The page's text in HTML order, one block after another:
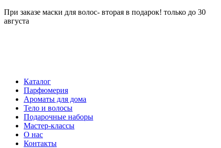
При заказе маски для волос- вторая в подарок! только до 30
августа
Каталог
Парфюмерия
Ароматы для дома
Тело и волосы
Подарочные наборы
Мастер-классы
О нас
Контакты